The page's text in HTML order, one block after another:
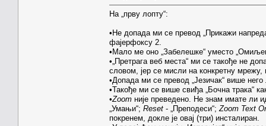
На „прву лопту“:
•Не допада ми се превод „Прикажи
фајерфоксу 2.
•Мало ме оно „Забелешке“ уместо
•„Претрага веб места“ ми се такође не
словом, јер се мисли на конкретну мрежу,
•Допада ми се превод „Језичак“ више него
•Такође ми се више свиђа „Бочна трака“
•Zoom није преведено. Не знам имате ли
„Умањи“; Reset - „Преподеси“; Zoom Text
покренем, докле је овај (три) инсталиран.